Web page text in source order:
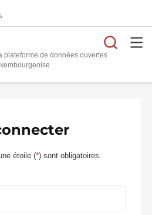
plateforme de données ouvertes
étoile (*) sont obligatoires.